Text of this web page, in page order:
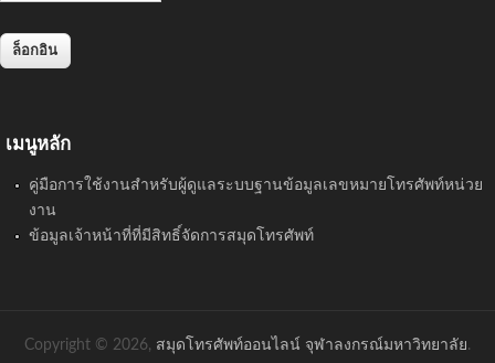
เมนูหลัก
คู่มือการใช้งานสำหรับผู้ดูแลระบบฐานข้อมูลเลขหมายโทรศัพท์หน่วย
งาน
ข้อมูลเจ้าหน้าที่ที่มีสิทธิ์จัดการสมุดโทรศัพท์
Copyright © 2026, สมุดโทรศัพท์ออนไลน์ จุฬาลงกรณ์มหาวิทยาลัย.